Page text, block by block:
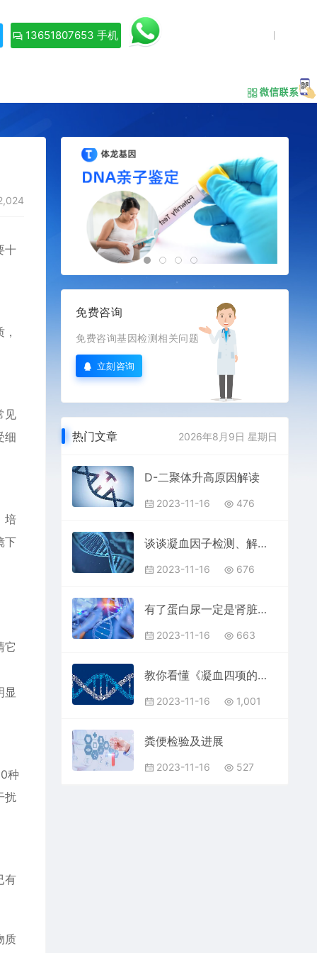
13651807653 手机
十
见
细
培
下
它
显
种
扰
有
质
免费咨询
免费咨询基因检测相关问题
立刻咨询
热门文章 2026年8月9日 星期日
D-二聚体升高原因解读
2023-11-16 476
谈谈凝血因子检测、解读的注意事项
2023-11-16 676
有了蛋白尿一定是肾脏的问题吗？
2023-11-16 663
教你看懂《凝血四项的临床意义》
2023-11-16 1,001
粪便检验及进展
2023-11-16 527